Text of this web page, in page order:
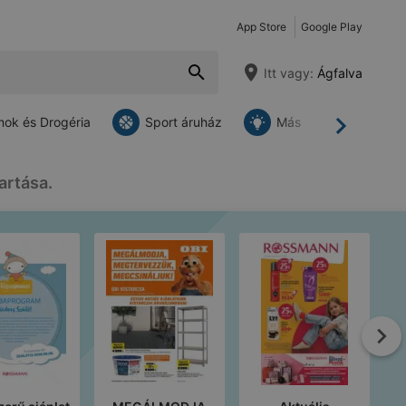
App Store Google Play
Itt vagy: Ágfalva
Tovább
és Drogéria Sport áruház Más